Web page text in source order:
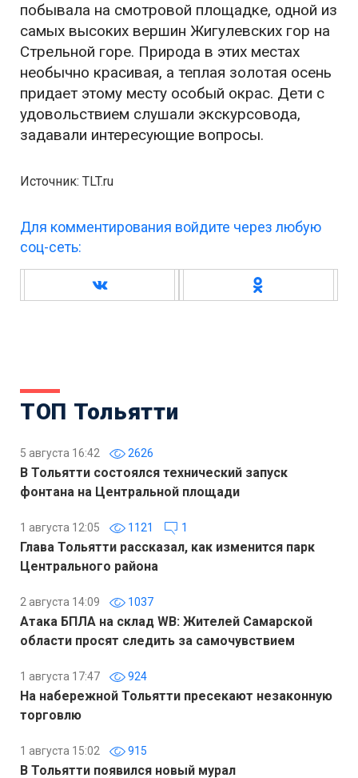
побывала на смотровой площадке, одной из
самых высоких вершин Жигулевских гор на
Стрельной горе. Природа в этих местах
необычно красивая, а теплая золотая осень
придает этому месту особый окрас. Дети с
удовольствием слушали экскурсовода,
задавали интересующие вопросы.
Источник: TLT.ru
Для комментирования войдите через любую
соц-сеть:
ТОП Тольятти
5 августа 16:42 2626
В Тольятти состоялся технический запуск
фонтана на Центральной площади
1 августа 12:05 1121 1
Глава Тольятти рассказал, как изменится парк
Центрального района
2 августа 14:09 1037
Атака БПЛА на склад WB: Жителей Самарской
области просят следить за самочувствием
1 августа 17:47 924
На набережной Тольятти пресекают незаконную
торговлю
1 августа 15:02 915
В Тольятти появился новый мурал